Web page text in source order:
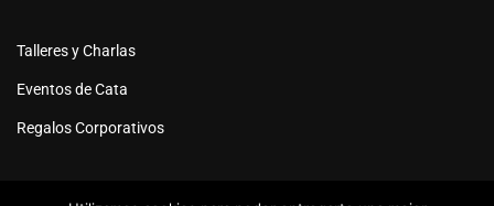
Talleres y Charlas
Eventos de Cata
Regalos Corporativos